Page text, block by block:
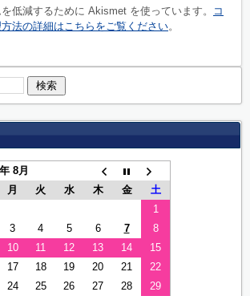
低減するために Akismet を使っています。
コ
法の詳細はこちらをご覧ください。
8月
月 火 水 木 金
土
1
3 4 5 6 7
8
10 11 12 13 14
15
17 18 19 20 21
22
24 25 26 27 28
29